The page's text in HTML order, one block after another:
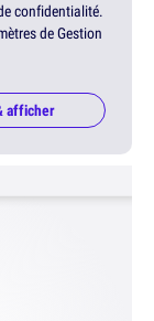
confidentialité.
de Gestion
afficher